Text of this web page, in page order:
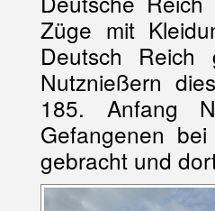
Züge mit
Deutsch
Nutznießern
185. Anfang
Gefangenen
gebracht und